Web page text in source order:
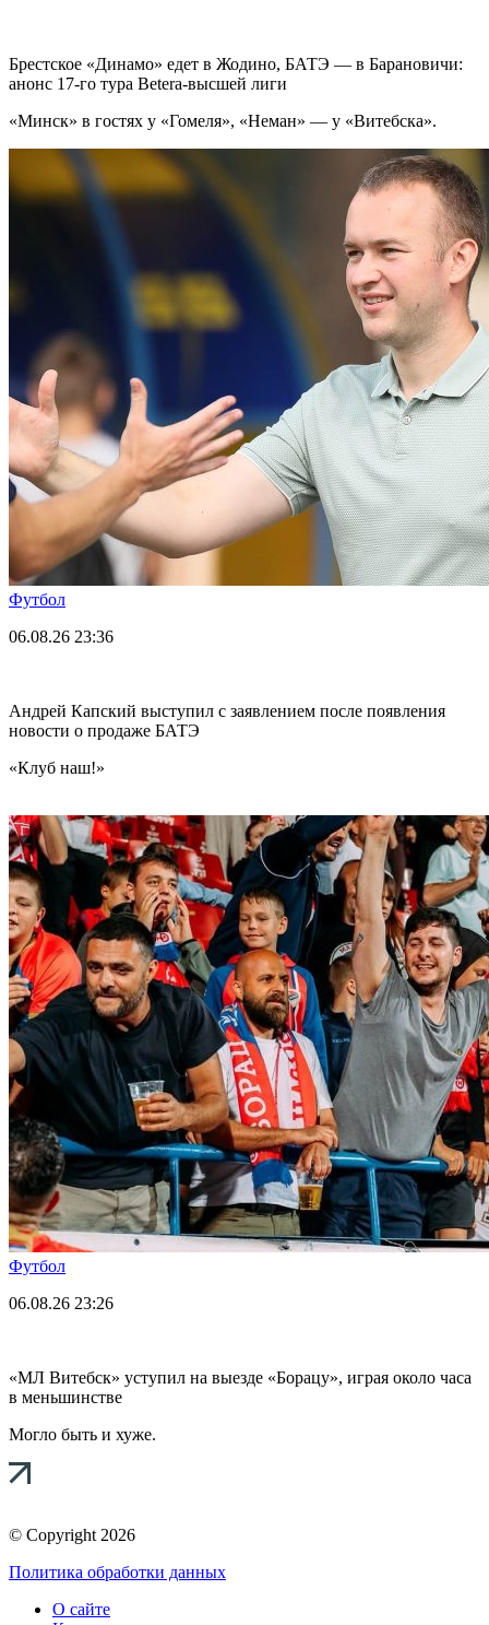
Брестское «Динамо» едет в Жодино, БАТЭ — в Барановичи:
анонс 17-го тура Betera-высшей лиги
«Минск» в гостях у «Гомеля», «Неман» — у «Витебска».
Футбол
06.08.26 23:36
Андрей Капский выступил с заявлением после появления
новости о продаже БАТЭ
«Клуб наш!»
Футбол
06.08.26 23:26
«МЛ Витебск» уступил на выезде «Борацу», играя около часа
в меньшинстве
Могло быть и хуже.
© Copyright 2026
Политика обработки данных
О сайте